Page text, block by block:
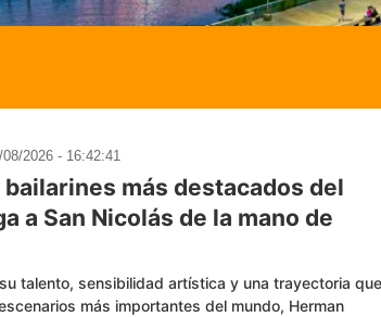
08/2026 - 16:42:41
bailarines más destacados del
a San Nicolás de la mano de
talento, sensibilidad artística y una trayectoria
más importantes del mundo, Herman